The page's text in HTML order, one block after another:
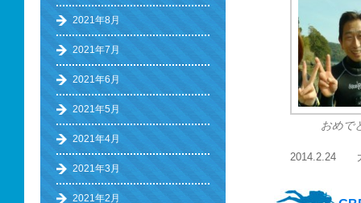
おめで
2014.2.24
2021年8月
2021年7月
2021年6月
2021年5月
2021年4月
2021年3月
2021年2月